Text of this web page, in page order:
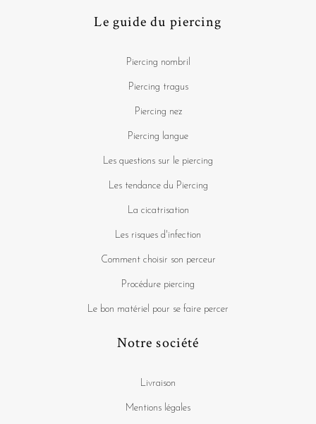
Le guide du piercing
Piercing nombril
Piercing tragus
Piercing nez
Piercing langue
Les questions sur le piercing
Les tendance du Piercing
La cicatrisation
Les risques d'infection
Comment choisir son perceur
Procédure piercing
Le bon matériel pour se faire percer
Notre société
Livraison
Mentions légales